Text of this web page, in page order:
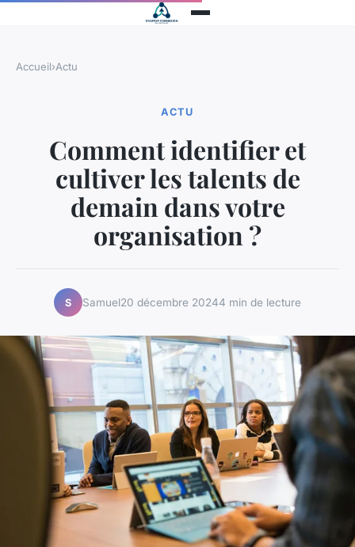
Accueil›Actu
ACTU
Comment identifier et
cultiver les talents de
demain dans votre
organisation ?
S Samuel20 décembre 20244 min de lecture